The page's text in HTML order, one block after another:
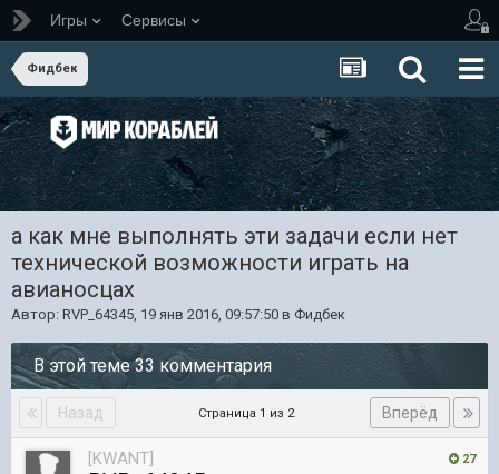
Игры Сервисы
Фидбек
а как мне выполнять эти задачи если нет
технической возможности играть на
авианосцах
Автор: RVP_64345, 19 янв 2016, 09:57:50 в Фидбек
В этой теме 33 комментария
Назад Вперёд
Страница 1 из 2
27
[KWANT]